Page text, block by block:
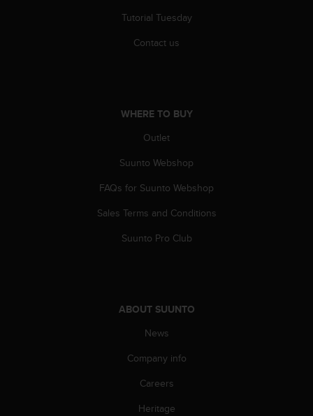
Tutorial Tuesday
Contact us
WHERE TO BUY
Outlet
Suunto Webshop
FAQs for Suunto Webshop
Sales Terms and Conditions
Suunto Pro Club
ABOUT SUUNTO
News
Company info
Careers
Heritage